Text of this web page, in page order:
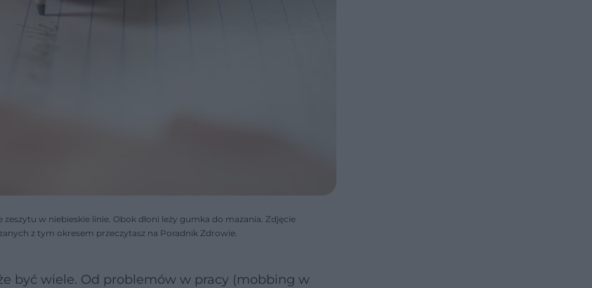
w niebieskie linie. Obok dłoni leży gumka do mazania. Zdjęcie
z tym okresem przeczytasz na Poradnik Zdrowie.
być wiele. Od problemów w pracy (mobbing w